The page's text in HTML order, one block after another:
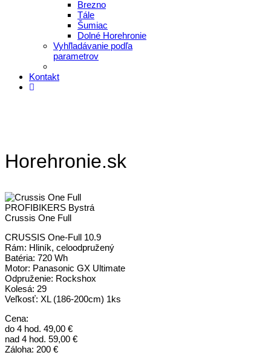
Brezno
Tále
Šumiac
Dolné Horehronie
Vyhľladávanie podľa
parametrov
Kontakt
Horehronie.sk
PROFIBIKERS Bystrá
Crussis One Full
CRUSSIS One-Full 10.9
Rám: Hliník, celoodpružený
Batéria: 720 Wh
Motor: Panasonic GX Ultimate
Odpruženie: Rockshox
Kolesá: 29
Veľkosť: XL (186-200cm) 1ks
Cena:
do 4 hod. 49,00 €
nad 4 hod. 59,00 €
Záloha: 200 €